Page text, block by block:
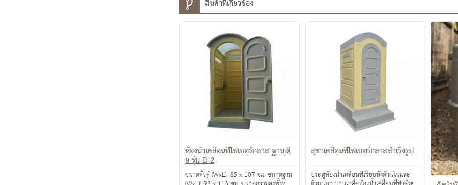
สินค้าที่เกี่ยวข้อง
ห้องน้ำเคลื่อนที่ไฟเบอร์กลาส ฐานเตี้
ย รุ่น D-2
ขนาดตัวตู้ (WxL): 85 x 107 ซม. ขนาดฐาน
สุขาเคลื่อนที่ไฟเบอร์กลาสสำเร็จรูป
ประตูห้องน้ำเคลื่อนที่เรียบทั้งด้านในและ